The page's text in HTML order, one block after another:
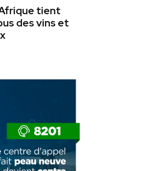
tient
des vins et